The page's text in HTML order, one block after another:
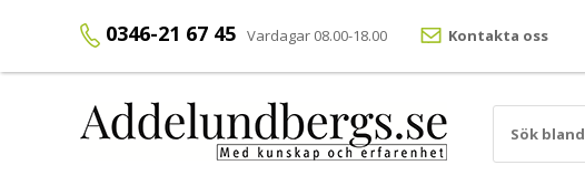
0346-21 67 45 Vardagar 08.00-18.00 Kontakta oss